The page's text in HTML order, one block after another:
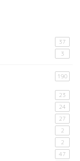
37
3
190
23
24
27
2
2
47